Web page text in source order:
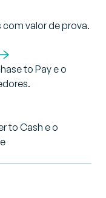
valor de prova.
to Pay e o
to Cash e o